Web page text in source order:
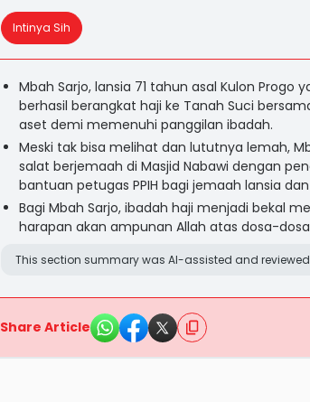
Intinya Sih
Mbah Sarjo, lansia 71 tahun asal Kulon Progo
berhasil berangkat haji ke Tanah Suci
aset demi memenuhi panggilan ibadah.
Meski tak bisa melihat dan lututnya lemah,
salat berjemaah di Masjid Nabawi dengan
bantuan petugas PPIH bagi jemaah lansia
Bagi Mbah Sarjo, ibadah haji menjadi bekal
harapan akan ampunan Allah atas dosa-
This section summary was AI-assisted and
Share Article